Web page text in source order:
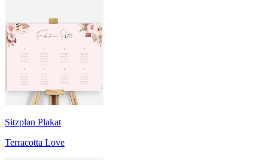
Sitzplan Plakat
Terracotta Love